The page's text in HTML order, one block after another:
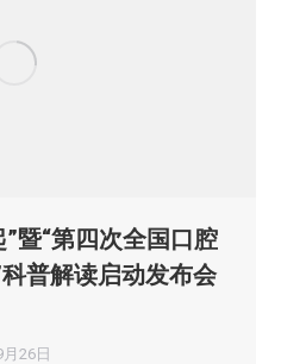
暨“第四次全国口腔
普解读启动发布会
26日